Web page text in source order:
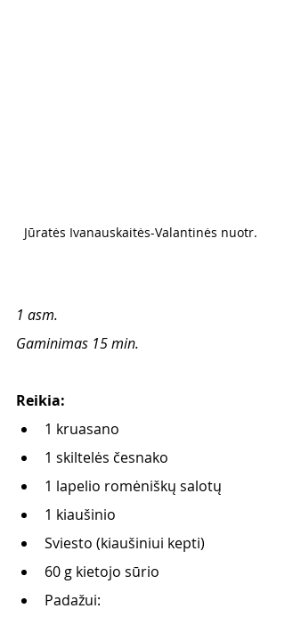
Jūratės Ivanauskaitės-Valantinės nuotr.
1 asm.
Gaminimas 15 min.
Reikia:
1 kruasano
1 skiltelės česnako
1 lapelio romėniškų salotų
1 kiaušinio
Sviesto (kiaušiniui kepti)
60 g kietojo sūrio
Padažui: